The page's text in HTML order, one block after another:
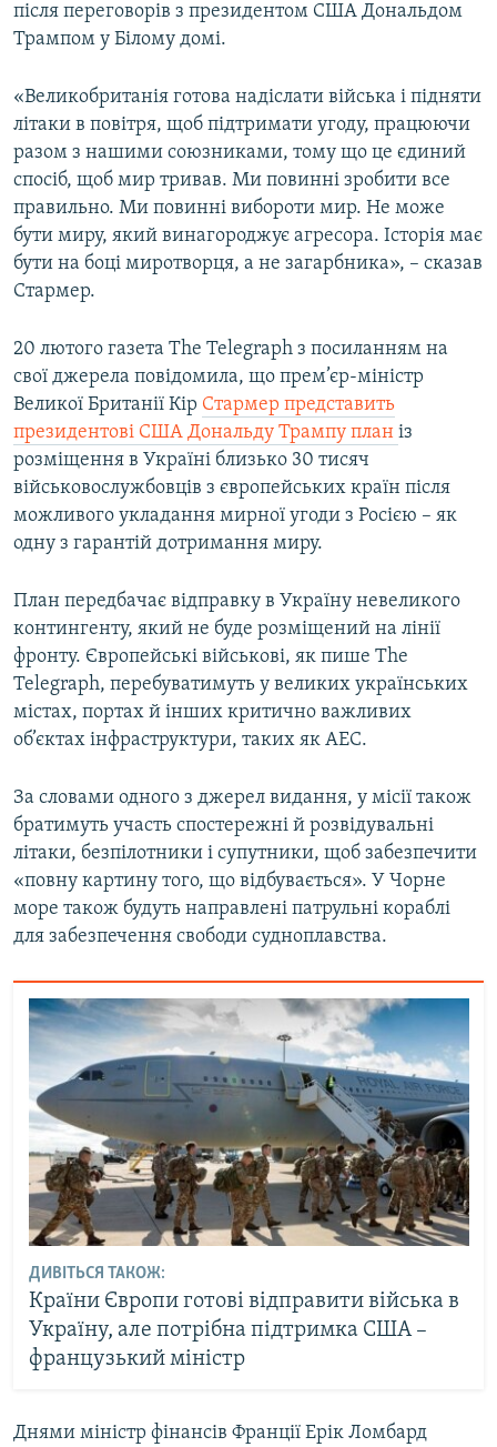
Усі сайти RFE/RL
після переговорів з президентом CША Дональдом
Трампом у Білому домі.
«Великобританія готова надіслати війська і підняти
літаки в повітря, щоб підтримати угоду, працюючи
разом з нашими союзниками, тому що це єдиний
спосіб, щоб мир тривав. Ми повинні зробити все
правильно. Ми повинні вибороти мир. Не може
бути миру, який винагороджує агресора. Історія має
бути на боці миротворця, а не загарбника», – сказав
Стармер.
20 лютого газета The Telegraph з посиланням на
свої джерела повідомила, що прем’єр-міністр
Великої Британії Кір Стармер представить
президентові США Дональду Трампу план із
розміщення в Україні близько 30 тисяч
військовослужбовців з європейських країн після
можливого укладання мирної угоди з Росією – як
одну з гарантій дотримання миру.
План передбачає відправку в Україну невеликого
контингенту, який не буде розміщений на лінії
фронту. Європейські військові, як пише The
Telegraph, перебуватимуть у великих українських
містах, портах й інших критично важливих
об’єктах інфраструктури, таких як АЕС.
За словами одного з джерел видання, у місії також
братимуть участь спостережні й розвідувальні
літаки, безпілотники і супутники, щоб забезпечити
«повну картину того, що відбувається». У Чорне
море також будуть направлені патрульні кораблі
для забезпечення свободи судноплавства.
ДИВІТЬСЯ ТАКОЖ:
Країни Європи готові відправити війська в
Україну, але потрібна підтримка США –
французький міністр
Днями міністр фінансів Франції Ерік Ломбард